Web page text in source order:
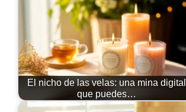
El nicho de las velas: una mina digital
que puedes…